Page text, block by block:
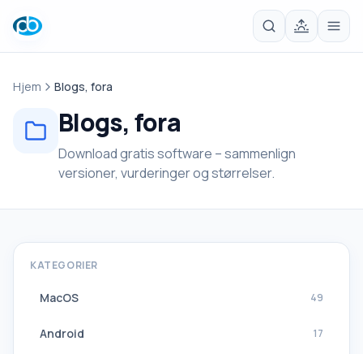
Hjem Blogs, fora
Blogs, fora
Download gratis software – sammenlign
versioner, vurderinger og størrelser.
KATEGORIER
MacOS 49
Android 17